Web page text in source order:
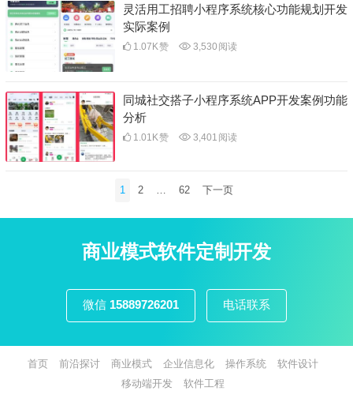
灵活用工招聘小程序系统核心功能规划开发
实际案例
1.07K赞 3,530 阅读
同城社交搭子小程序系统APP开发案例功能
分析
1.01K赞 3,401 阅读
分
1 2 62 下一页
商业模式软件定制开发
微信 15889726201 电话联系
首页 前沿探讨 商业模式 企业信息化 操作系统
软件设计
移动端开发
软件工程